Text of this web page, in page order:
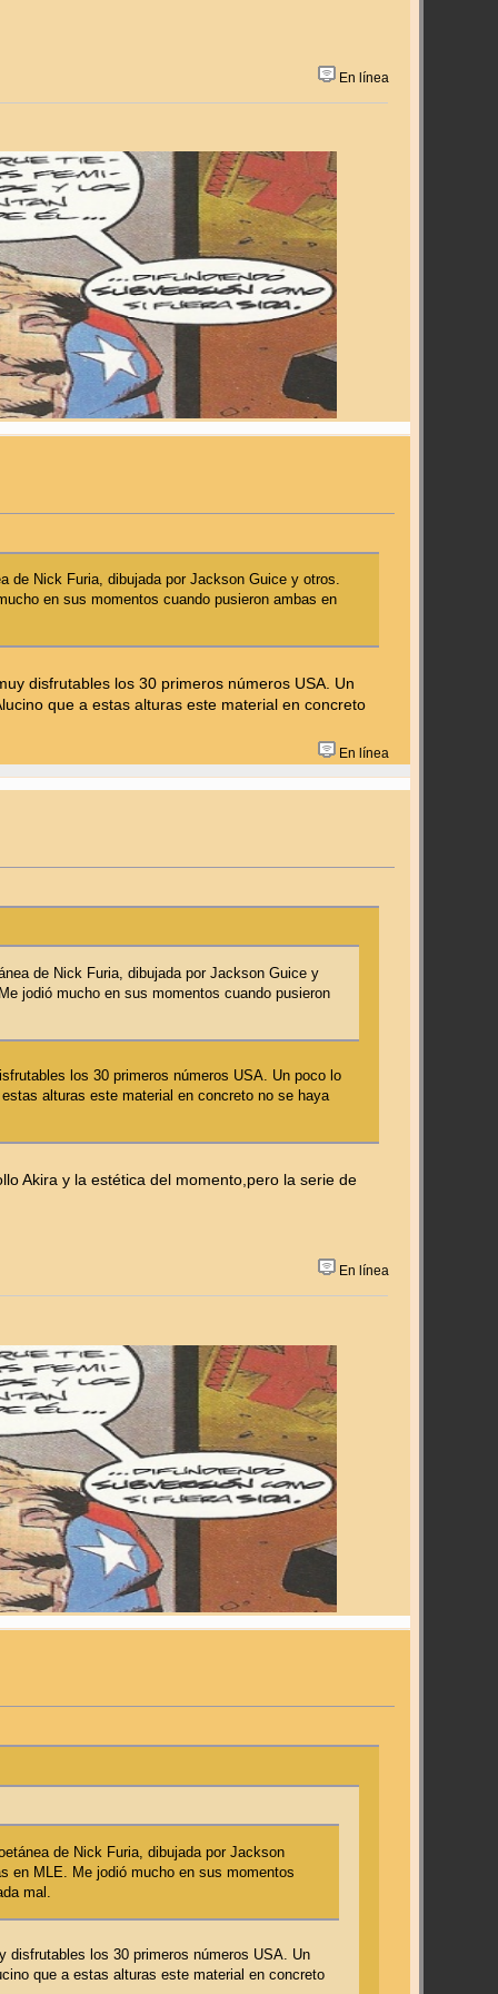
En línea
de Nick Furia, dibujada por Jackson Guice y otros.
en sus momentos cuando pusieron ambas en
disfrutables los 30 primeros números USA. Un
que a estas alturas este material en concreto
En línea
de Nick Furia, dibujada por Jackson Guice y
jodió mucho en sus momentos cuando pusieron
los 30 primeros números USA. Un poco lo
alturas este material en concreto no se haya
Akira y la estética del momento,pero la serie de
En línea
de Nick Furia, dibujada por Jackson
en MLE. Me jodió mucho en sus momentos
mal.
disfrutables los 30 primeros números USA. Un
que a estas alturas este material en concreto